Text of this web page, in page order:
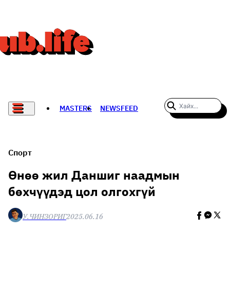
MASTERS NEWSFEED
THE NEW YORK TIMES
НАДАД НЭГ САНАЛ БАЙНА
Спорт
Өнөө жил Даншиг наадмын
бөхчүүдэд цол олгохгүй
У.ЧИНЗОРИГ2025.06.16